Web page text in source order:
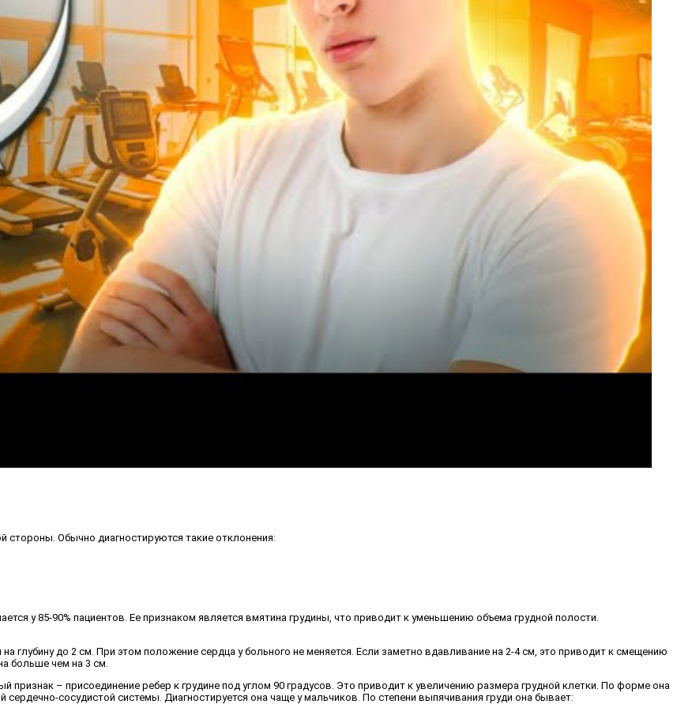
стороны. Обычно диагностируются такие отклонения:
у 85-90% пациентов. Ее признаком является вмятина грудины, что приводит к уменьшению объема грудной полости.
глубину до 2 см. При этом положение сердца у больного не меняется. Если заметно вдавливание на 2-4 см, это приводит к смещению
больше чем на 3 см.
признак – присоединение ребер к грудине под углом 90 градусов. Это приводит к увеличению размера грудной клетки. По форме она
сосудистой системы. Диагностируется она чаще у мальчиков. По степени выпячивания груди она бывает: